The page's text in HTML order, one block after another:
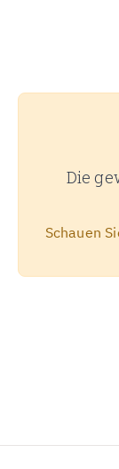
Die
Schauen